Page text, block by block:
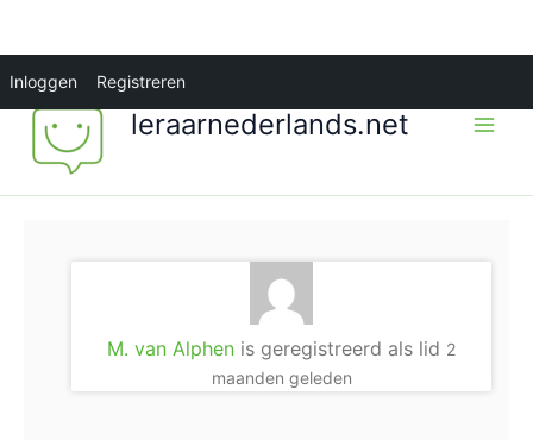
Inloggen Registreren
inhoud
leraarnederlands.net
M. van Alphen is geregistreerd als lid 2
maanden geleden